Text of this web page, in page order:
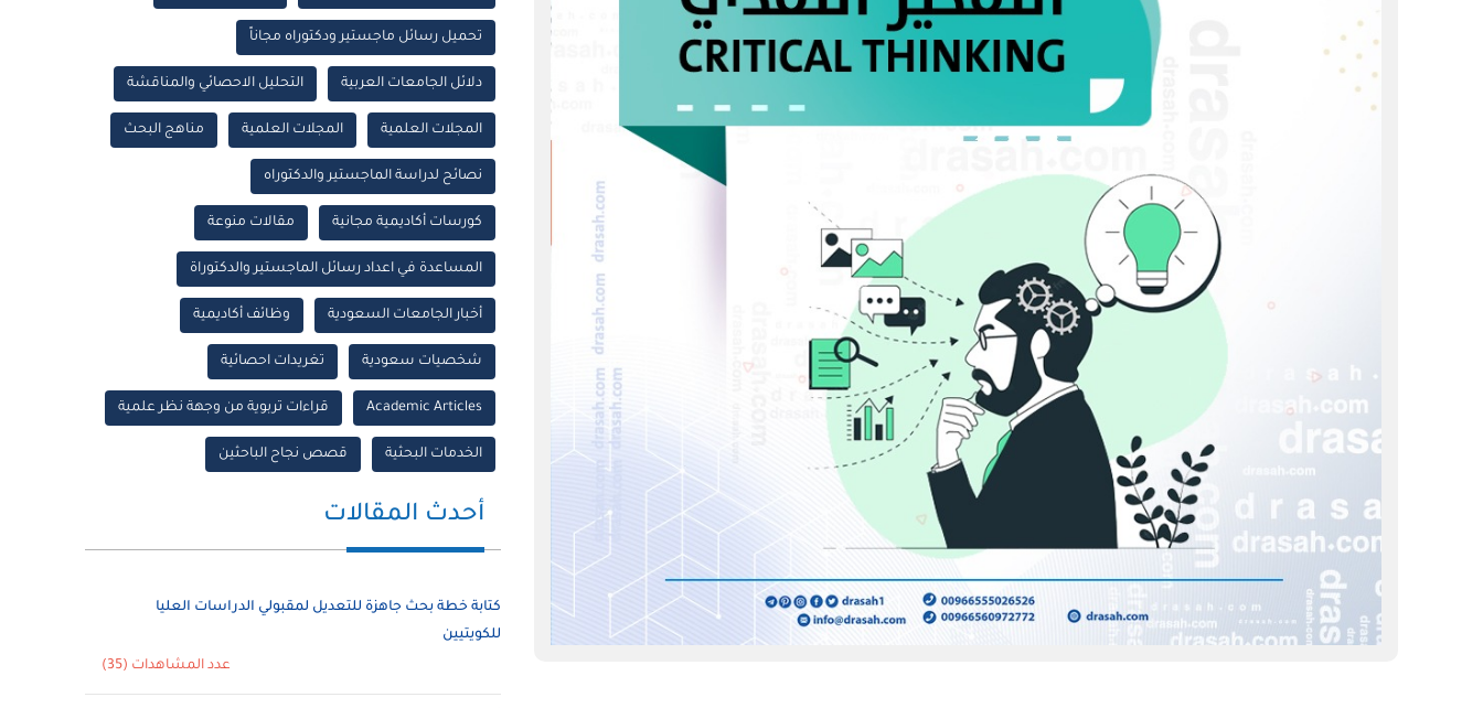
تحميل رسائل ماجستير ودكتوراه مجاناً
دلائل الجامعات العربية التحليل الاحصائي والمناقشة
المجلات العلمية المجلات العلمية مناهج البحث
نصائح لدراسة الماجستير والدكتوراه
كورسات أكاديمية مجانية مقالات منوعة
المساعدة في اعداد رسائل الماجستير والدكتوراة
أخبار الجامعات السعودية وظائف أكاديمية
شخصيات سعودية تغريدات احصائية
Academic Articles قراءات تربوية من وجهة نظر علمية
الخدمات البحثية قصص نجاح الباحثين
أحدث المقالات
كتابة خطة بحث جاهزة للتعديل لمقبولي الدراسات العليا
للكويتيين
عدد المشاهدات (35)